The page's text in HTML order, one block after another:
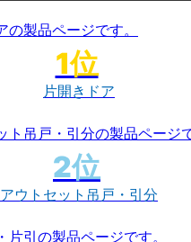
片開きドア
アウトセット吊戸・引分